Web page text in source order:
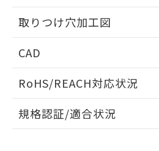
取りつけ穴加工図
CAD
ドすることができます。
ログイン/会員
RoHS/REACH対応状況
EU RoHS 注意事項・凡例
規格認証/適合状況
既に当社にて対応品への
していることから、特段の
り、2022年1月12日より